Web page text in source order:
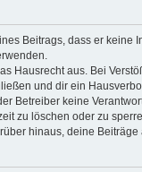
Beitrags, dass er
Hausrecht aus. Bei
und dir ein
Betreiber keine
zu löschen oder zu
hinaus, deine